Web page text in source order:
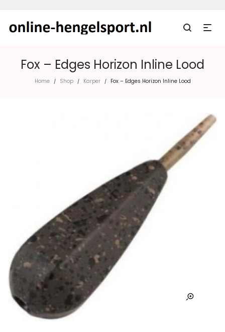
Fox – Edges Horizon Inline Lood
Home / Shop / Karper / Fox – Edges Horizon Inline Lood